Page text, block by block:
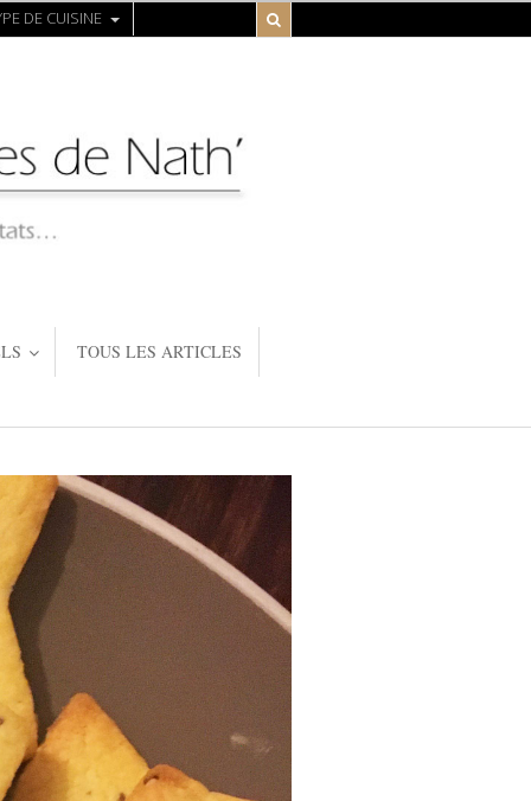
DE CUISINE
TOUS LES ARTICLES